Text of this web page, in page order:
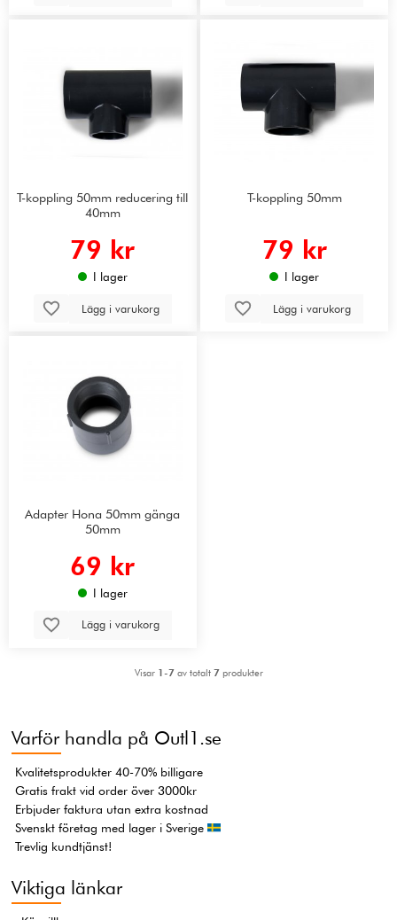
T-koppling 50mm reducering till
40mm
79 kr
I lager
Lägg i varukorg
T-koppling 50mm
79 kr
I lager
Lägg i varukorg
Adapter Hona 50mm gänga
50mm
69 kr
I lager
Lägg i varukorg
Visar 1-7av totalt 7produkter
Varför handla på Outl1.se
Kvalitetsprodukter 40-70% billigare
Gratis frakt vid order över 3000kr
Erbjuder faktura utan extra kostnad
Svenskt företag med lager i Sverige
Trevlig kundtjänst!
Viktiga länkar